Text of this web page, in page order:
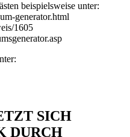
beispielsweise unter:
generator.html
1605
SICH
DURCH